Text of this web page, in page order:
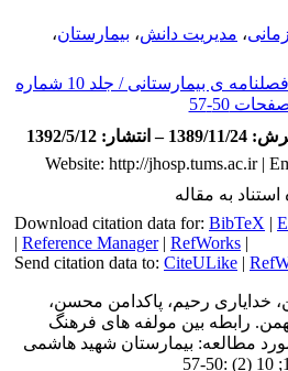
، مدیریت دانش، بیمارستان،
فصلنامه ی بیمارستانی / جلد 10 شماره
استناد به مقاله
Download citation data for: BibTeX |
| Reference Manager| RefWorks |
Send citation data to: CiteULike |
رحيم، پاکدامن محسن،
رابطه بين مولفه های فرهنگ
مطالعه: بيمارستان شهيد هاشمی